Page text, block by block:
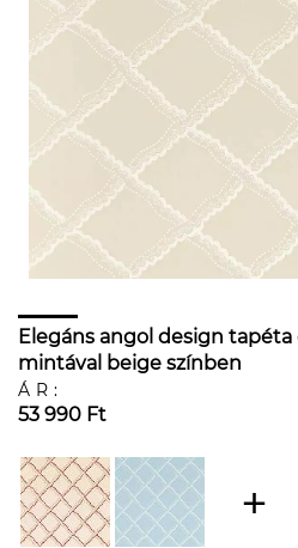
Elegáns angol design tapéta
mintával beige színben
ÁR:
53 990 Ft